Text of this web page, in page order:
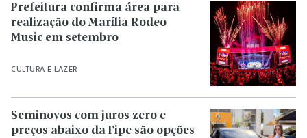
CULTURA E LAZER
Prefeitura confirma área para
realização do Marília Rodeo
Music em setembro
Seminovos com juros zero e
preços abaixo da Fipe são opções